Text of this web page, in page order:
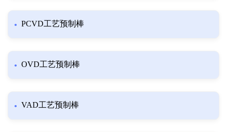
PCVD工艺预制棒
OVD工艺预制棒
VAD工艺预制棒